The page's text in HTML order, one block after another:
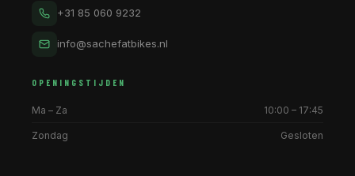
+31 85 060 9232
info@sachefatbikes.nl
OPENINGSTIJDEN
Ma – Za 10:00 – 17:45
Zondag Gesloten